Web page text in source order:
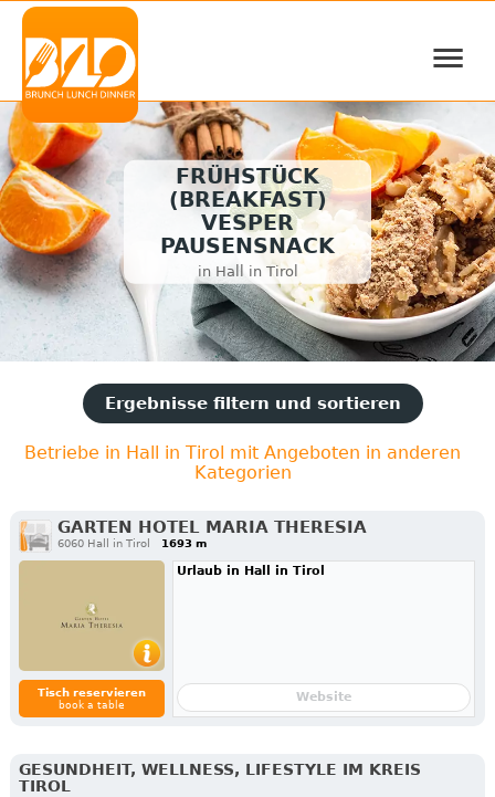
≡
FRÜHSTÜCK
(BREAKFAST)
VESPER
PAUSENSNACK
in Hall in Tirol
Ergebnisse filtern und sortieren
Betriebe in Hall in Tirol mit Angeboten in anderen
Kategorien
GARTEN HOTEL MARIA THERESIA
6060 Hall in Tirol 1693 m
Tisch reservieren
book a table
Urlaub in Hall in Tirol
Website
GESUNDHEIT, WELLNESS, LIFESTYLE IM KREIS
TIROL